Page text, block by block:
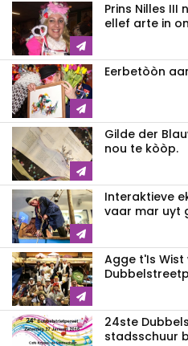
Prins Nilles
ellef arte in
Eerbetòòn
Gilde der
nou te kòòp.
Interaktieve
vaar mar uyt
Agge t'Is Wist
24ste
stadsschuur